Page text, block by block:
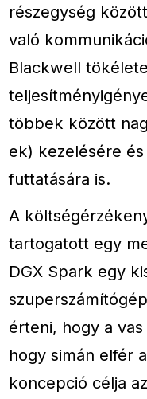
részegység
való
Blackwell
többek között
ek) kezelésére
futtatására is.
A
tartogatott egy
DGX Spark egy
érteni, hogy a
hogy simán elfér
koncepció célja